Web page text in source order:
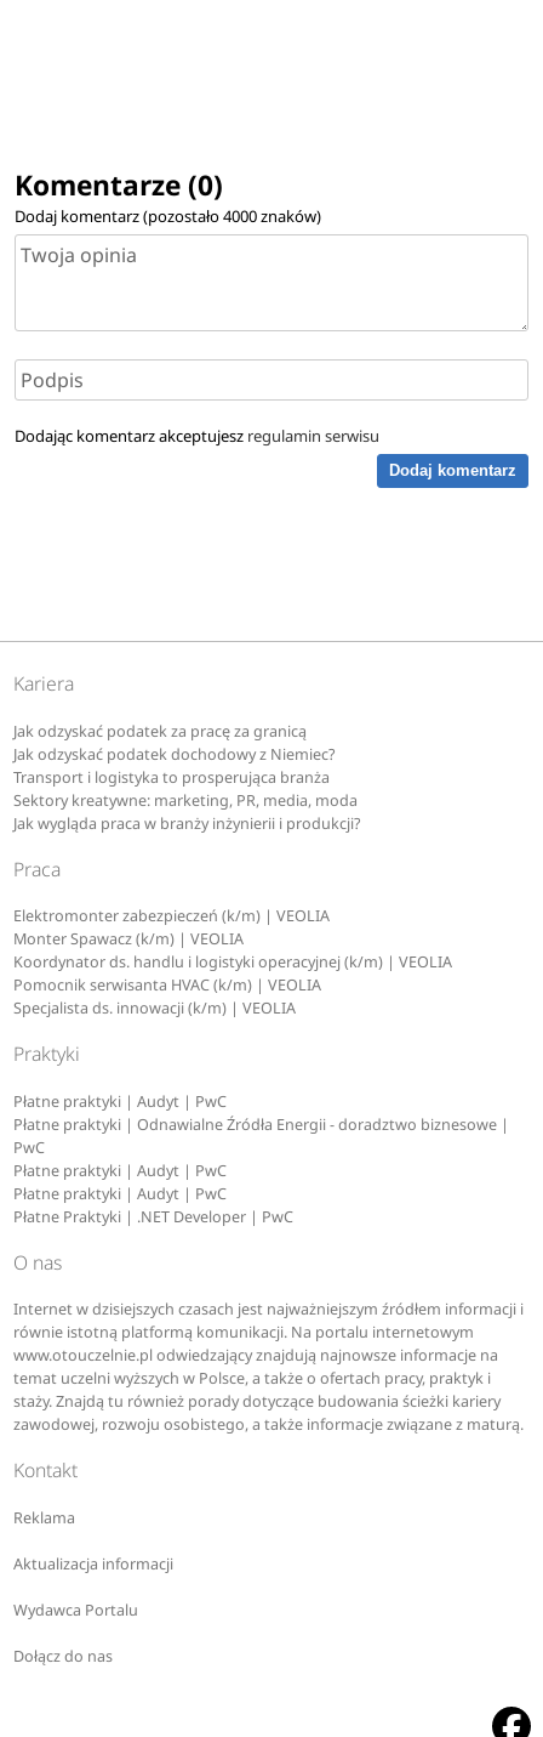
Komentarze (0)
Dodaj komentarz (pozostało4000znaków)
Dodając komentarz akceptujesz regulamin serwisu
Dodaj komentarz
Kariera
Jak odzyskać podatek za pracę za granicą
Jak odzyskać podatek dochodowy z Niemiec?
Transport i logistyka to prosperująca branża
Sektory kreatywne: marketing, PR, media, moda
Jak wygląda praca w branży inżynierii i produkcji?
Praca
Elektromonter zabezpieczeń (k/m) | VEOLIA
Monter Spawacz (k/m) | VEOLIA
Koordynator ds. handlu i logistyki operacyjnej (k/m) | VEOLIA
Pomocnik serwisanta HVAC (k/m) | VEOLIA
Specjalista ds. innowacji (k/m) | VEOLIA
Praktyki
Płatne praktyki | Audyt | PwC
Płatne praktyki | Odnawialne Źródła Energii - doradztwo biznesowe |
PwC
Płatne praktyki | Audyt | PwC
Płatne praktyki | Audyt | PwC
Płatne Praktyki | .NET Developer | PwC
O nas
Internet w dzisiejszych czasach jest najważniejszym źródłem informacji i
równie istotną platformą komunikacji. Na portalu internetowym
www.otouczelnie.pl odwiedzający znajdują najnowsze informacje na
temat uczelni wyższych w Polsce, a także o ofertach pracy, praktyk i
staży. Znajdą tu również porady dotyczące budowania ścieżki kariery
zawodowej, rozwoju osobistego, a także informacje związane z maturą.
Kontakt
Reklama
Aktualizacja informacji
Wydawca Portalu
Dołącz do nas